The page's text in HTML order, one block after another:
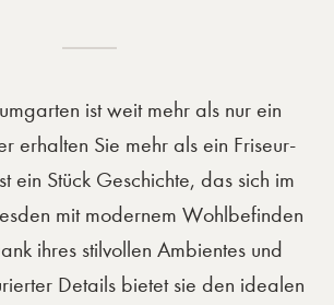
ist weit mehr als nur ein
erhalten Sie mehr als ein Friseur-
ein Stück Geschichte, das sich im
mit modernem Wohlbefinden
ihres stilvollen Ambientes und
Details bietet sie den idealen